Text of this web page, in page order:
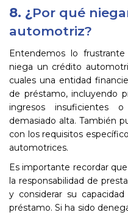
8. ¿Por qué
automotriz?
Entendemos lo
niega un crédito
cuales una entidad
de préstamo, incluyendo
ingresos insuficientes
demasiado alta. También
con los requisitos
automotrices.
Es importante recordar
la responsabilidad de
y considerar su
préstamo. Si ha sido